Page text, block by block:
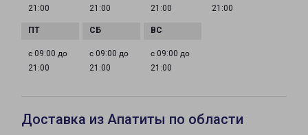
21:00
21:00
21:00
21:00
с 09:00 до
21:00
с 09:00 до
21:00
с 09:00 до
21:00
Доставка из Апатиты по области